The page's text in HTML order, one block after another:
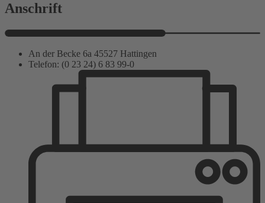
Anschrift
An der Becke 6a 45527 Hattingen
Telefon: (0 23 24) 6 83 99-0